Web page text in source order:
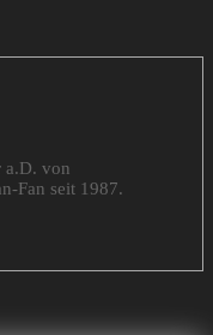
a.D. von
Fan seit 1987.